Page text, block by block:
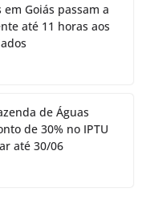
Goiás passam a
até 11 horas aos
de Águas
de 30% no IPTU
até 30/06